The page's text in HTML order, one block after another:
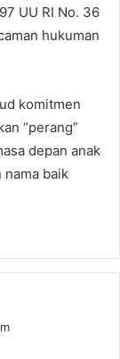
UU RI No. 36
hukuman
komitmen
“perang”
depan anak
nama baik